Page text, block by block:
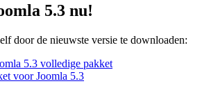
5.3 nu!
door de nieuwste versie te downloaden:
5.3 volledige pakket
voor Joomla 5.3